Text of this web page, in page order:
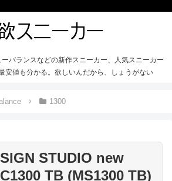
バランスなどの新作スニーカー、人気スニーカー
安値も分かる。欲しいんだから、しょうがない
1300
STUDIO new
TB (MS1300 TB)